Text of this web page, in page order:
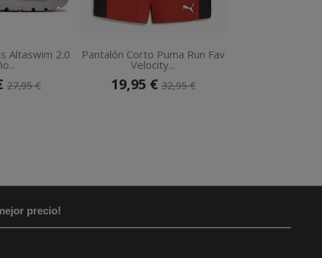
Altaswim 2.0
27,95 €
Pantalón Corto Puma Run Fav
Velocity...
19,95 € 32,95 €
precio!